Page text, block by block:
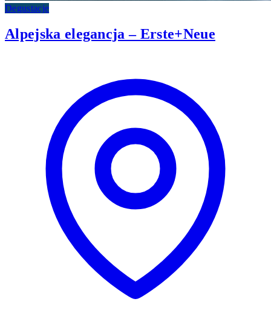
Degustacje
Alpejska elegancja – Erste+Neue